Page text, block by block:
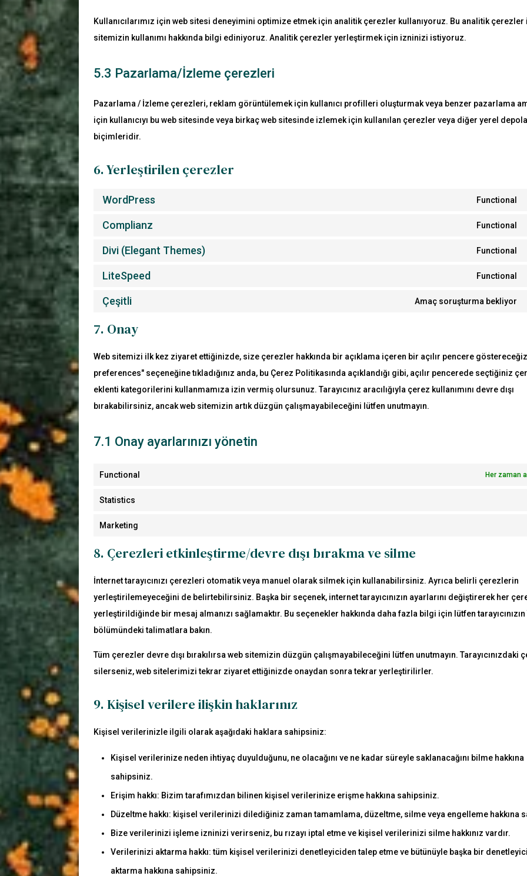
Kullanıcılarımız için web sitesi deneyimini optimize etmek için analitik çerezler kullanıyoruz. Bu analitik çerezler
sitemizin kullanımı hakkında bilgi ediniyoruz. Analitik çerezler yerleştirmek için izninizi istiyoruz.
5.3 Pazarlama/İzleme çerezleri
Pazarlama / İzleme çerezleri, reklam görüntülemek için kullanıcı profilleri oluşturmak veya benzer pazarlama
için kullanıcıyı bu web sitesinde veya birkaç web sitesinde izlemek için kullanılan çerezler veya diğer yerel
biçimleridir.
6. Yerleştirilen çerezler
WordPress
Functional
Complianz
Functional
Divi (Elegant Themes)
Functional
LiteSpeed
Functional
Çeşitli
Amaç soruşturma bekliyor
7. Onay
Web sitemizi ilk kez ziyaret ettiğinizde, size çerezler hakkında bir açıklama içeren bir açılır pencere
preferences" seçeneğine tıkladığınız anda, bu Çerez Politikasında açıklandığı gibi, açılır pencerede seçtiğiniz
eklenti kategorilerini kullanmamıza izin vermiş olursunuz. Tarayıcınız aracılığıyla çerez kullanımını devre dışı
bırakabilirsiniz, ancak web sitemizin artık düzgün çalışmayabileceğini lütfen unutmayın.
7.1 Onay ayarlarınızı yönetin
Functional Her zaman
Statistics
Marketing
8. Çerezleri etkinleştirme/devre dışı bırakma ve silme
İnternet tarayıcınızı çerezleri otomatik veya manuel olarak silmek için kullanabilirsiniz. Ayrıca belirli çerezlerin
yerleştirilemeyeceğini de belirtebilirsiniz. Başka bir seçenek, internet tarayıcınızın ayarlarını değiştirerek her
yerleştirildiğinde bir mesaj almanızı sağlamaktır. Bu seçenekler hakkında daha fazla bilgi için lütfen tarayıcınızın
bölümündeki talimatlara bakın.
Tüm çerezler devre dışı bırakılırsa web sitemizin düzgün çalışmayabileceğini lütfen unutmayın. Tarayıcınızdaki
silerseniz, web sitelerimizi tekrar ziyaret ettiğinizde onaydan sonra tekrar yerleştirilirler.
9. Kişisel verilere ilişkin haklarınız
Kişisel verilerinizle ilgili olarak aşağıdaki haklara sahipsiniz:
Kişisel verilerinize neden ihtiyaç duyulduğunu, ne olacağını ve ne kadar süreyle saklanacağını bilme hakkına
sahipsiniz.
Erişim hakkı: Bizim tarafımızdan bilinen kişisel verilerinize erişme hakkına sahipsiniz.
Düzeltme hakkı: kişisel verilerinizi dilediğiniz zaman tamamlama, düzeltme, silme veya engelleme hakkına
Bize verilerinizi işleme izninizi verirseniz, bu rızayı iptal etme ve kişisel verilerinizi silme hakkınız vardır.
Verilerinizi aktarma hakkı: tüm kişisel verilerinizi denetleyiciden talep etme ve bütünüyle başka bir
aktarma hakkına sahipsiniz.